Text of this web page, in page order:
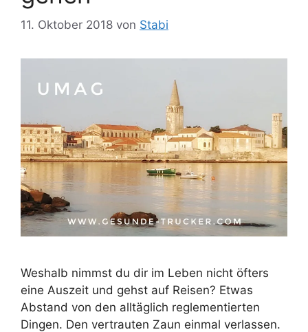
11. Oktober 2018 von Stabi
Weshalb nimmst du dir im Leben nicht öfters
eine Auszeit und gehst auf Reisen? Etwas
Abstand von den alltäglich reglementierten
Dingen. Den vertrauten Zaun einmal verlassen.